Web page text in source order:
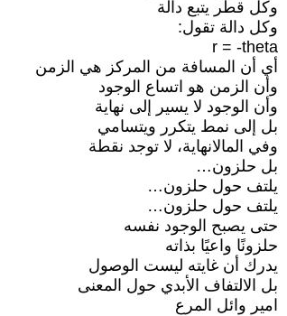
وكل قطر يتبع دالة
وكل دالة تقول:
r = -theta
أي أن المسافة من المركز هي الزمن
وأن الزمن هو اتساع الوجود
وأن الوجود لا يسير إلى نهاية
بل إلى نمط يتكرر ويتسامي
وفي المالانهاية، لا توجد نقطة
بل حلزون…
يلتف حول حلزون…
يلتف حول حلزون…
حتى يصبح الوجود نفسه
حلزونًا واعيًا بذاته
يدرك أن غايته ليست الوصول
بل الالتفاف الأبدي حول المعنى
امير وائل المرع